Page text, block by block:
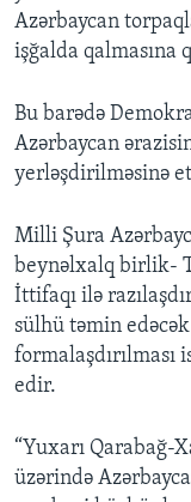
Azərbaycan
işğalda qalmasına
Bu barədə
Azərbaycan
yerləşdirilməsinə
Milli Şura
beynəlxalq birlik-
İttifaqı ilə
sülhü təmin
formalaşdırılması
edir.
“Yuxarı Qarabağ-
üzərində